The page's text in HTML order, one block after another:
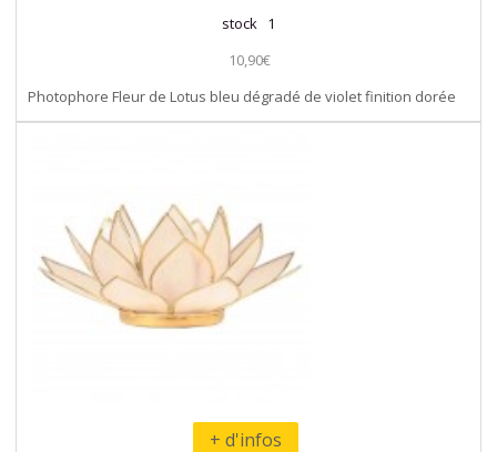
stock 1
10,90€
Photophore Fleur de Lotus bleu dégradé de violet finition dorée
+ d'infos